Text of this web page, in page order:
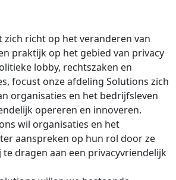
zich richt op het veranderen van
praktijk op het gebied van privacy
lobby, rechtszaken en
focust onze afdeling Solutions zich
organisaties en het bedrijfsleven
opereren en innoveren.
wil organisaties en het
aanspreken op hun rol door ze
dragen aan een privacyvriendelijk